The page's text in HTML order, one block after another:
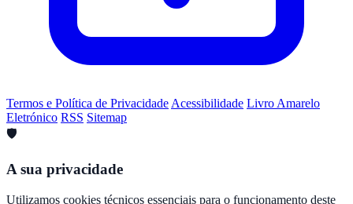
Termos e Política de PrivacidadeAcessibilidade Livro Amarelo
Eletrónico RSS Sitemap
🛡️
A sua privacidade
Utilizamos cookies técnicos essenciais para o funcionamento deste